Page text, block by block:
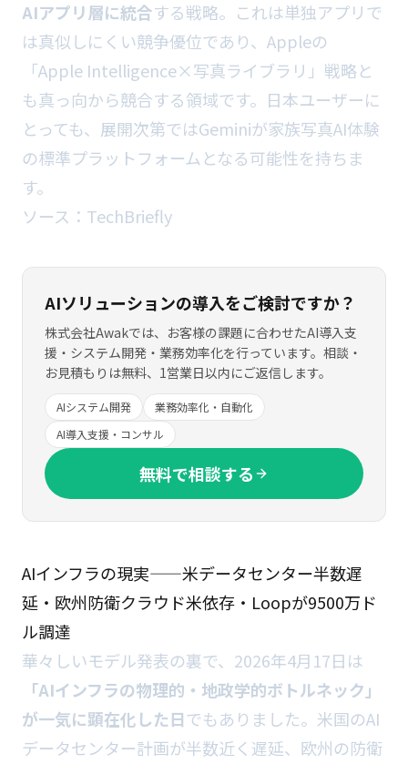
AIアプリ層に統合する戦略。これは単独アプリで
は真似しにくい競争優位であり、Appleの
「Apple Intelligence×写真ライブラリ」戦略と
も真っ向から競合する領域です。日本ユーザーに
とっても、展開次第ではGeminiが家族写真AI体験
の標準プラットフォームとなる可能性を持ちま
す。
ソース： TechBriefly
AIソリューションの導入をご検討ですか？
株式会社Awakでは、お客様の課題に合わせたAI導入支
援・システム開発・業務効率化を行っています。相談・
お見積もりは無料、1営業日以内にご返信します。
AIシステム開発
業務効率化・自動化
AI導入支援・コンサル
無料で相談する
AIインフラの現実——米データセンター半数遅
延・欧州防衛クラウド米依存・Loopが9500万ド
ル調達
華々しいモデル発表の裏で、2026年4月17日は
「AIインフラの物理的・地政学的ボトルネック」
が一気に顕在化した日でもありました。米国のAI
データセンター計画が半数近く遅延、欧州の防衛